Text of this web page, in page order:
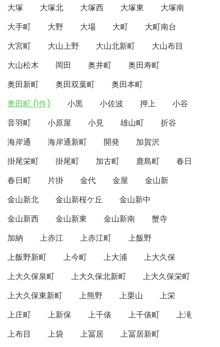
大塚 大塚北 大塚西 大塚東
大塚南
大手町
大野 大場 大町
大町南台
大宮町
大山上野 大山北新町
大山布目
大山松木
岡田 奥井町
奥田寿町
奥田新町
奥田双葉町
奥田本町
奥田町 (1件)
小黒 小佐波 押上
小谷
音羽町
小原屋 小見 雄山町
折谷
海岸通
海岸通新町 開発
加賀沢
掛尾栄町
掛尾町 加古町 鹿島町
春日
春日町
片掛 金代 金屋
金山新
金山新北
金山新桜ケ丘
金山新中
金山新西
金山新東 金山新南
蟹寺
加納
上赤江 上赤江町
上飯野
上飯野新町
上今町 上大浦
上大久保
上大久保泉町
上大久保北新町
上大久保栄町
上大久保東新町
上熊野 上栗山
上栄
上庄町
上新保 上千俵 上千俵町
上滝
上布目
上袋 上冨居
上冨居新町